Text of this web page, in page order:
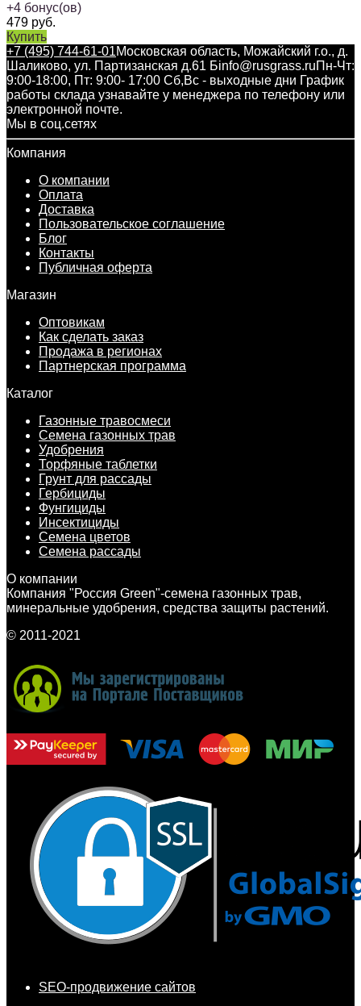
+4 бонус(ов)
479 руб.
Купить
+7 (495) 744-61-01Московская область, Можайский г.о., д.
Шаликово, ул. Партизанская д.61 Бinfo@rusgrass.ruПн-Чт:
9:00-18:00, Пт: 9:00- 17:00 Сб,Вс - выходные дни График
работы склада узнавайте у менеджера по телефону или
электронной почте.
Мы в соц.сетях
Компания
О компании
Оплата
Доставка
Пользовательское соглашение
Блог
Контакты
Публичная оферта
Магазин
Оптовикам
Как сделать заказ
Продажа в регионах
Партнерская программа
Каталог
Газонные травосмеси
Семена газонных трав
Удобрения
Торфяные таблетки
Грунт для рассады
Гербициды
Фунгициды
Инсектициды
Семена цветов
Семена рассады
О компании
Компания "Россия Green"-семена газонных трав,
минеральные удобрения, средства защиты растений.
© 2011-2021
SEO-продвижение сайтов